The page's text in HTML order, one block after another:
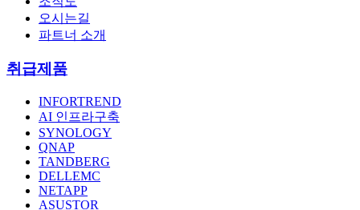
오시는길
파트너 소개
취급제품
INFORTREND
AI 인프라구축
SYNOLOGY
QNAP
TANDBERG
DELLEMC
NETAPP
ASUSTOR